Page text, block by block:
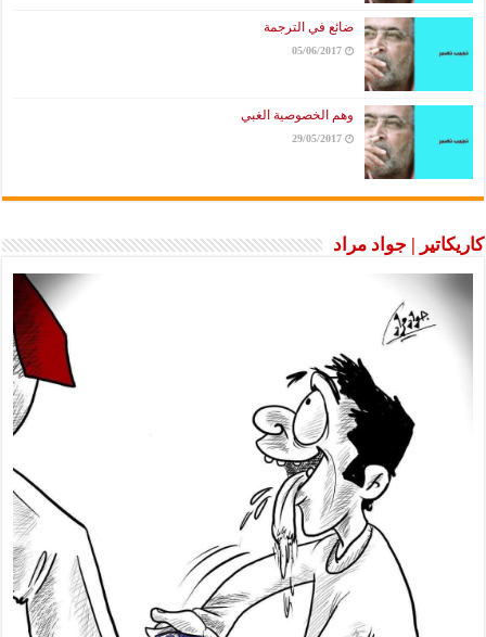
ضائع في الترجمة
05/06/2017
وهم الخصوصية الغبي
29/05/2017
| جواد مراد